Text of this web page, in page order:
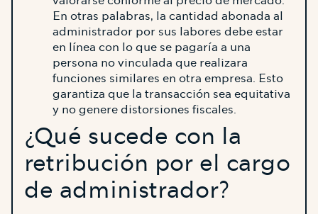
En otras palabras, la cantidad abonada al
administrador por sus labores debe estar
en línea con lo que se pagaría a una
persona no vinculada que realizara
funciones similares en otra empresa. Esto
garantiza que la transacción sea equitativa
y no genere distorsiones fiscales.
¿Qué sucede con la
retribución por el cargo
de administrador?